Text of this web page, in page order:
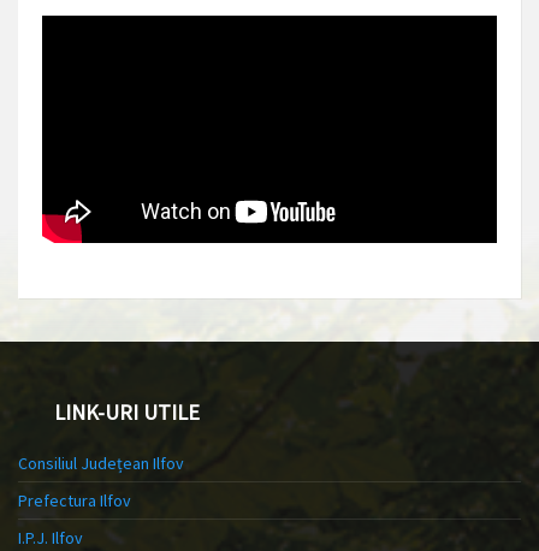
LINK-URI UTILE
Consiliul Județean Ilfov
Prefectura Ilfov
I.P.J. Ilfov